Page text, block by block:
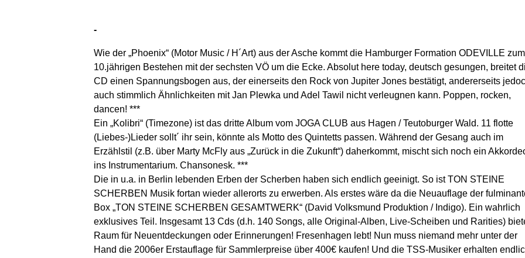
-
Wie der „Phoenix“ (Motor Music / H´Art) aus der Asche kommt die Hamburger Formation ODEVILLE zum
10.jährigen Bestehen mit der sechsten VÖ um die Ecke. Absolut here today, deutsch gesungen, breitet
CD einen Spannungsbogen aus, der einerseits den Rock von Jupiter Jones bestätigt, andererseits
auch stimmlich Ähnlichkeiten mit Jan Plewka und Adel Tawil nicht verleugnen kann. Poppen, rocken,
dancen! ***
Ein „Kolibri“ (Timezone) ist das dritte Album vom JOGA CLUB aus Hagen / Teutoburger Wald. 11 flotte
(Liebes-)Lieder sollt´ ihr sein, könnte als Motto des Quintetts passen. Während der Gesang auch im
Erzählstil (z.B. über Marty McFly aus „Zurück in die Zukunft“) daherkommt, mischt sich noch ein
ins Instrumentarium. Chansonesk. ***
Die in u.a. in Berlin lebenden Erben der Scherben haben sich endlich geeinigt. So ist TON STEINE
SCHERBEN Musik fortan wieder allerorts zu erwerben. Als erstes wäre da die Neuauflage der
Box „TON STEINE SCHERBEN GESAMTWERK“ (David Volksmund Produktion / Indigo). Ein wahrlich
exklusives Teil. Insgesamt 13 Cds (d.h. 140 Songs, alle Original-Alben, Live-Scheiben und Rarities)
Raum für Neuentdeckungen oder Erinnerungen! Fresenhagen lebt! Nun muss niemand mehr unter der
Hand die 2006er Erstauflage für Sammlerpreise über 400€ kaufen! Und die TSS-Musiker erhalten